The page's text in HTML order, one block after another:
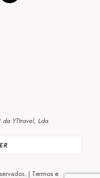
da YTtravel, Lda.
| Termos e